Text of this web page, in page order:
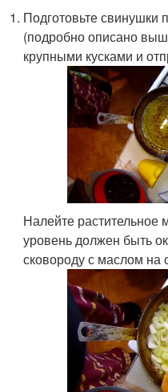
Подготовьте свинушки
(подробно описано
крупными кусками и
Налейте растительное
уровень должен быть
сковороду с маслом на